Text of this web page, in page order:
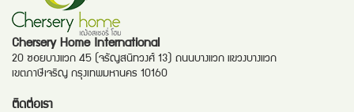
Chersery Home International
20 ซอยบางแวก 45 (จรัญสนิทวงศ์ 13) ถนนบางแวก แขวงบางแวก
เขตภาษีเจริญ กรุงเทพมหานคร 10160
ติดต่อเรา